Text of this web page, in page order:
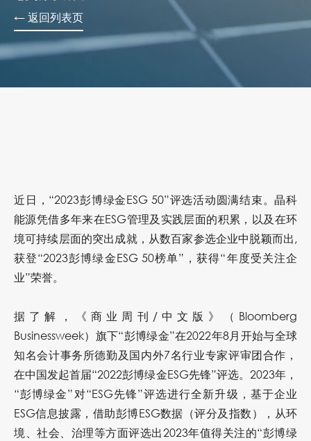
← 返回列表页
近日，“2023彭博绿金ESG 50”评选活动圆满结束。晶科
能源凭借多年来在ESG管理及实践层面的积累，以及在环
境可持续层面的突出成就，从数百家参选企业中脱颖而出,
获登“2023彭博绿金ESG 50榜单”，获得“年度受关注企
业”荣誉。
据了解，《商业周刊/中文版》（Bloomberg
Businessweek）旗下“彭博绿金”在2022年8月开始与全球
知名会计事务所德勤及国内外7名行业专家评审团合作，
在中国发起首届“2022彭博绿金ESG先锋”评选。2023年，
“彭博绿金”对“ESG先锋”评选进行全新升级，基于企业
ESG信息披露，借助彭博ESG数据（评分及指数），从环
境、社会、治理等方面评选出2023年值得关注的“彭博绿